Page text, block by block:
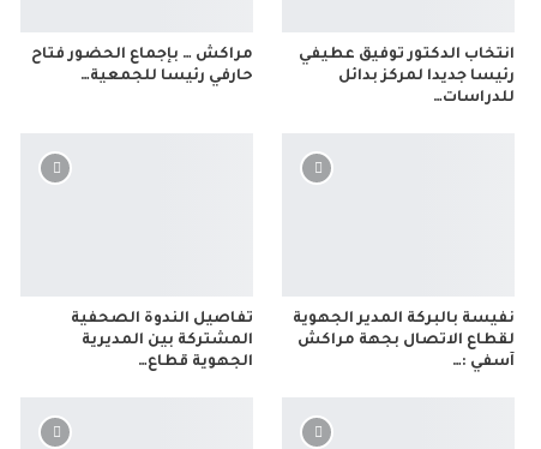
انتخاب الدكتور توفيق عطيفي
رئيسا جديدا لمركز بدائل
للدراسات…
مراكش … بإجماع الحضور فتاح
حارفي رئيسا للجمعية…
نفيسة بالبركة المدير الجهوية
لقطاع الاتصال بجهة مراكش
آسفي :…
تفاصيل الندوة الصحفية
المشتركة بين المديرية
الجهوية قطاع…